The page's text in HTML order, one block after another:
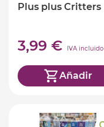
Plus plus Critters
3,99 € IVA incluido
Añadir